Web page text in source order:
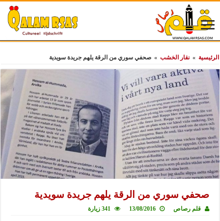
الرئيسية » نقار الخشب » صحفي سوري من الرقة يلهم جريدة سويدية
صحفي سوري من الرقة يلهم جريدة سويدية
قلم رصاص 13/08/2016 341 زيارة